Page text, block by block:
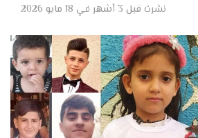
نشرت قبل 3 أشهر في 18 مايو 2026